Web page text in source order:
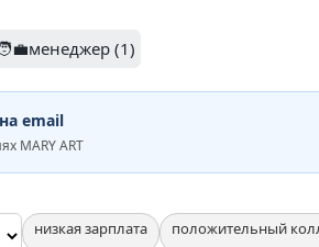
(1)
email
MARY ART
низкая зарплата положительный